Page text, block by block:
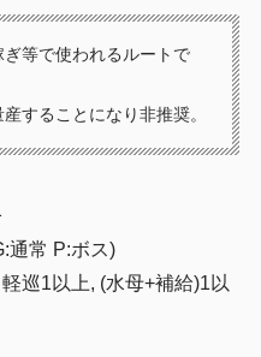
等で使われるルートで
することになり非推奨。
通常 P:ボス)
巡1以上, (水母+補給)1以